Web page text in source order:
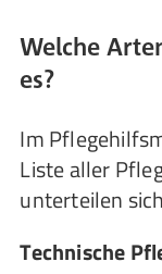
Welche
es?
Im
Liste aller
unterteilen sich
Technische